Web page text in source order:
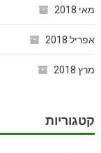
מאי 2018
אפריל 2018
מרץ 2018
קטגוריות